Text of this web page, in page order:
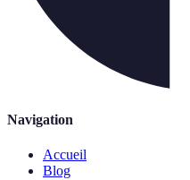
Navigation
Accueil
Blog